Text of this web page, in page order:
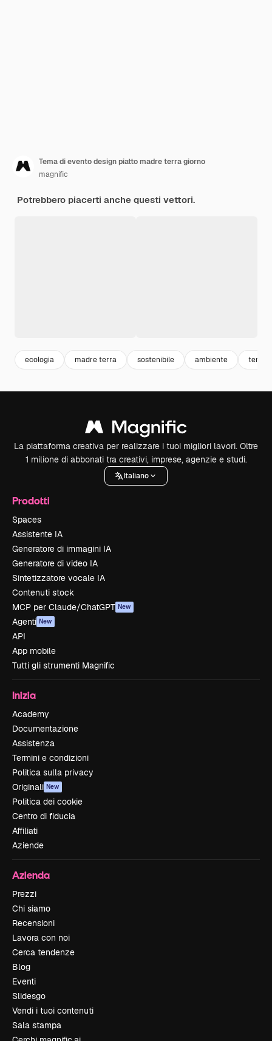
Tema di evento design piatto madre terra giorno
magnific
Potrebbero piacerti anche questi vettori.
ecologia madre terra sostenibile ambiente terra
La piattaforma creativa per realizzare i tuoi migliori lavori. Oltre
1 milione di abbonati tra creativi, imprese, agenzie e studi.
Italiano
Prodotti
Spaces
Assistente IA
Generatore di immagini IA
Generatore di video IA
Sintetizzatore vocale IA
Contenuti stock
MCP per Claude/ChatGPT New
Agenti New
API
App mobile
Tutti gli strumenti Magnific
Inizia
Academy
Documentazione
Assistenza
Termini e condizioni
Politica sulla privacy
Originali New
Politica dei cookie
Centro di fiducia
Affiliati
Aziende
Azienda
Prezzi
Chi siamo
Recensioni
Lavora con noi
Cerca tendenze
Blog
Eventi
Slidesgo
Vendi i tuoi contenuti
Sala stampa